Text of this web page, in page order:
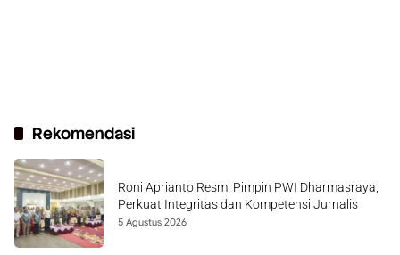
Rekomendasi
Roni Aprianto Resmi Pimpin PWI Dharmasraya,
Perkuat Integritas dan Kompetensi Jurnalis
5 Agustus 2026